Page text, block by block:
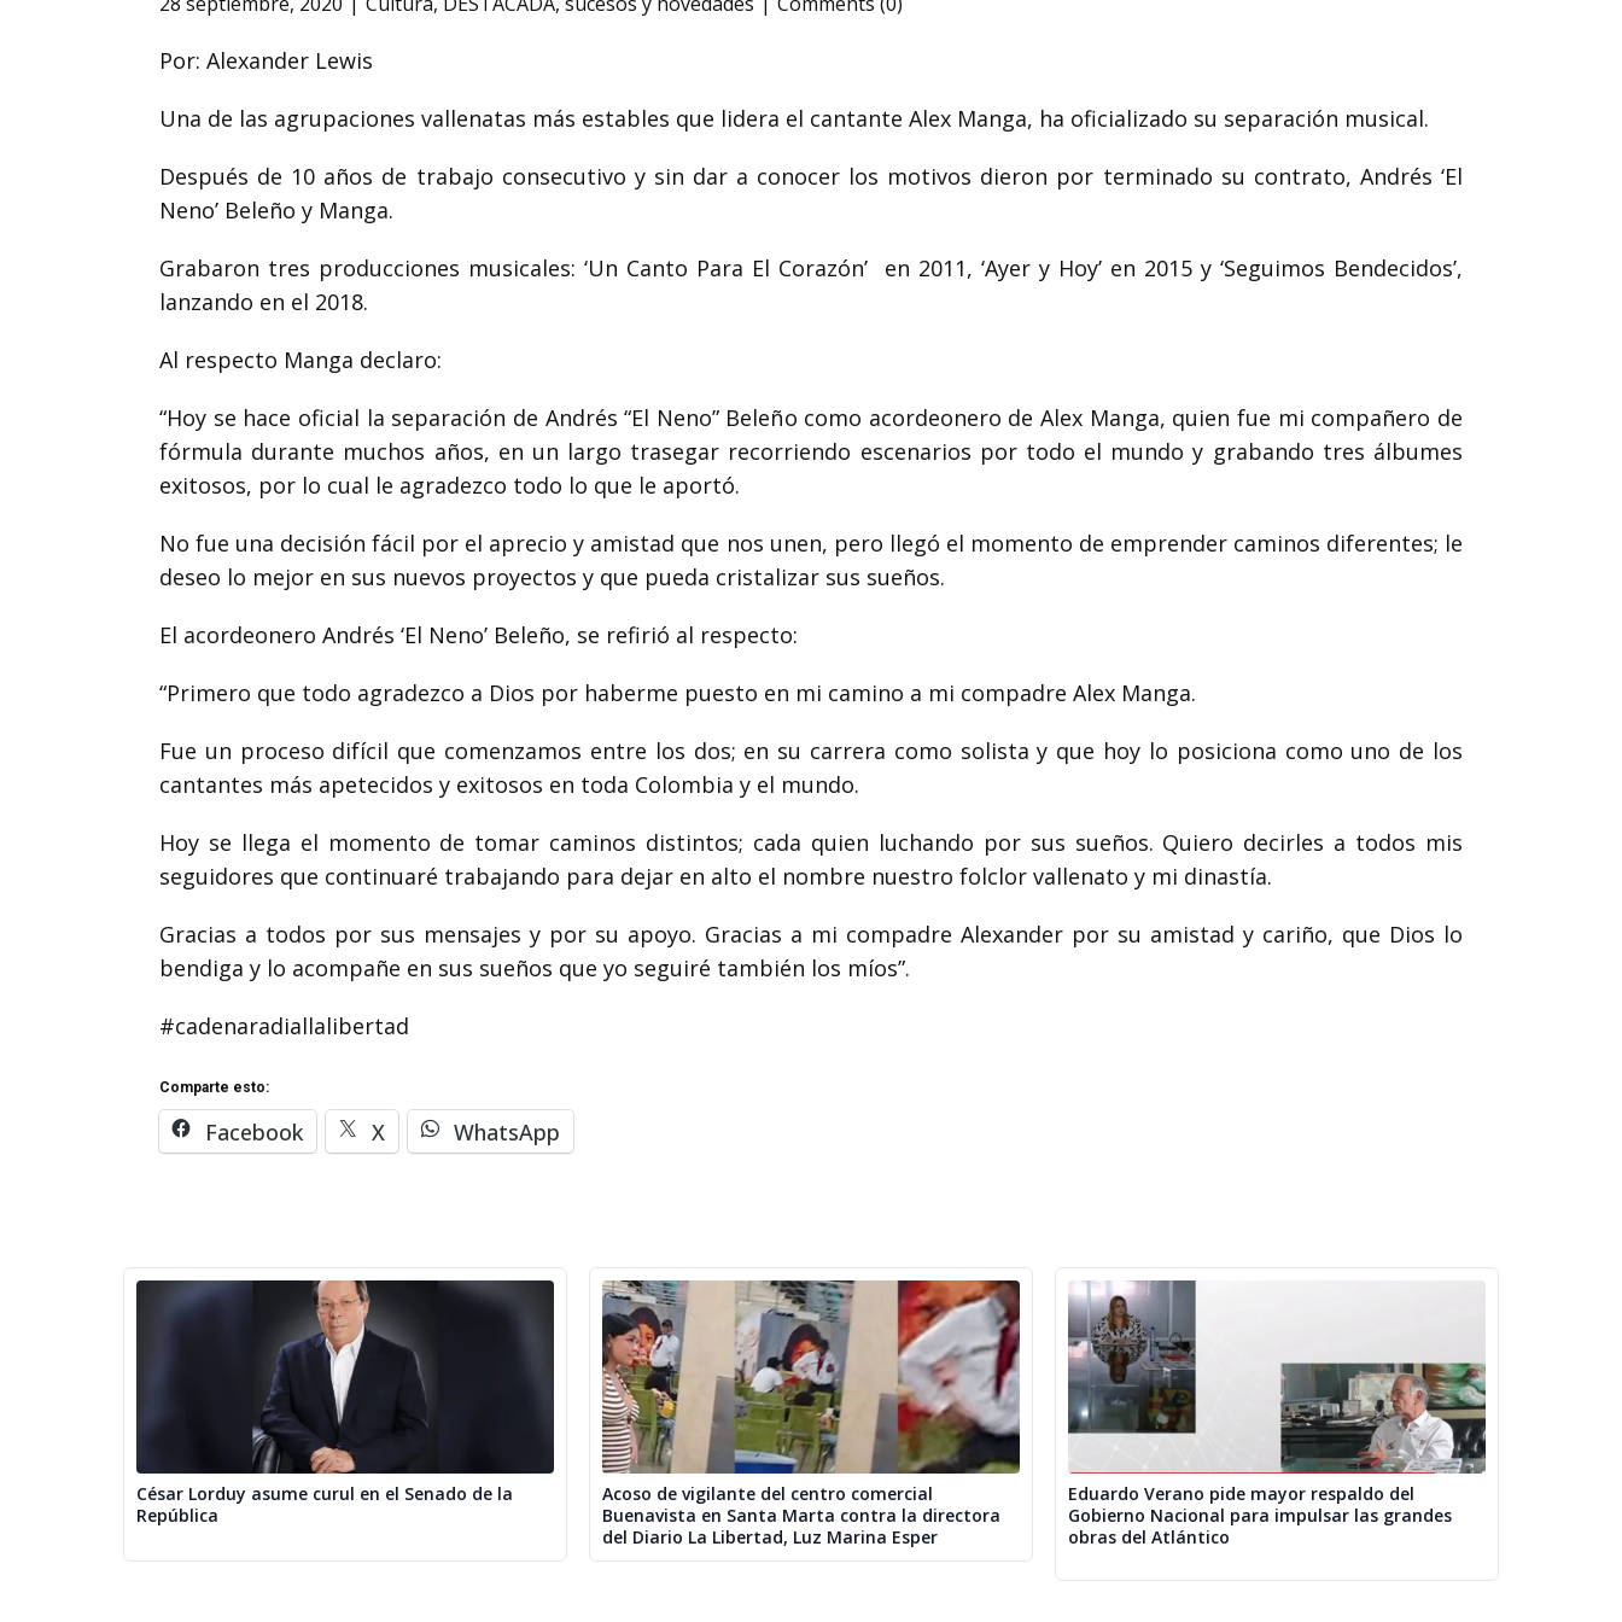
Por: Alexander Lewis
Una de las agrupaciones vallenatas más estables que lidera el cantante Alex Manga, ha oficializado su separación musical.
Después de 10 años de trabajo consecutivo y sin dar a conocer los motivos dieron por terminado su contrato, Andrés ‘El
Neno’ Beleño y Manga.
Grabaron tres producciones musicales: ‘Un Canto Para El Corazón’ en 2011, ‘Ayer y Hoy’ en 2015 y ‘Seguimos Bendecidos’,
lanzando en el 2018.
Al respecto Manga declaro:
“Hoy se hace oficial la separación de Andrés “El Neno” Beleño como acordeonero de Alex Manga, quien fue mi compañero de
fórmula durante muchos años, en un largo trasegar recorriendo escenarios por todo el mundo y grabando tres álbumes
exitosos, por lo cual le agradezco todo lo que le aportó.
No fue una decisión fácil por el aprecio y amistad que nos unen, pero llegó el momento de emprender caminos diferentes; le
deseo lo mejor en sus nuevos proyectos y que pueda cristalizar sus sueños.
El acordeonero Andrés ‘El Neno’ Beleño, se refirió al respecto:
“Primero que todo agradezco a Dios por haberme puesto en mi camino a mi compadre Alex Manga.
Fue un proceso difícil que comenzamos entre los dos; en su carrera como solista y que hoy lo posiciona como uno de los
cantantes más apetecidos y exitosos en toda Colombia y el mundo.
Hoy se llega el momento de tomar caminos distintos; cada quien luchando por sus sueños. Quiero decirles a todos mis
seguidores que continuaré trabajando para dejar en alto el nombre nuestro folclor vallenato y mi dinastía.
Gracias a todos por sus mensajes y por su apoyo. Gracias a mi compadre Alexander por su amistad y cariño, que Dios lo
bendiga y lo acompañe en sus sueños que yo seguiré también los míos”.
#cadenaradiallalibertad
Comparte esto:
Facebook X WhatsApp
César Lorduy asume curul en el Senado de la
República
Acoso de vigilante del centro comercial
Buenavista en Santa Marta contra la directora
del Diario La Libertad, Luz Marina Esper
Eduardo Verano pide mayor respaldo del
Gobierno Nacional para impulsar las grandes
obras del Atlántico